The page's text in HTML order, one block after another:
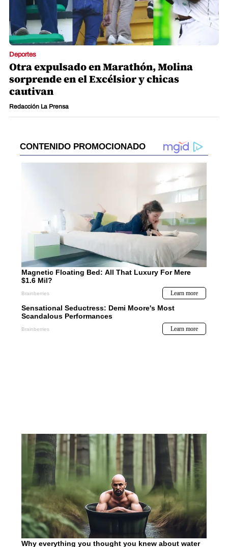
Deportes
Otra expulsado en Marathón, Molina
sorprende en el Excélsior y chicas
cautivan
Redacción La Prensa